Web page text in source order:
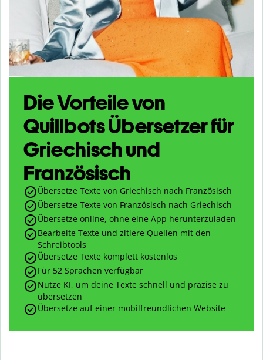
Die Vorteile von
Quillbots Übersetzer für
Griechisch und
Französisch
Übersetze Texte von Griechisch nach Französisch
Übersetze Texte von Französisch nach Griechisch
Übersetze online, ohne eine App herunterzuladen
Bearbeite Texte und zitiere Quellen mit den
Schreibtools
Übersetze Texte komplett kostenlos
Für 52 Sprachen verfügbar
Nutze KI, um deine Texte schnell und präzise zu
übersetzen
Übersetze auf einer mobilfreundlichen Website